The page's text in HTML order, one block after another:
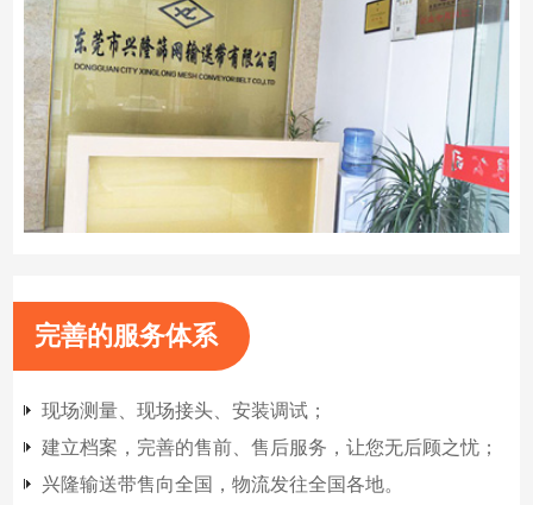
完善的服务体系
现场测量、现场接头、安装调试；
建立档案，完善的售前、售后服务，让您无后顾之忧；
兴隆输送带售向全国，物流发往全国各地。